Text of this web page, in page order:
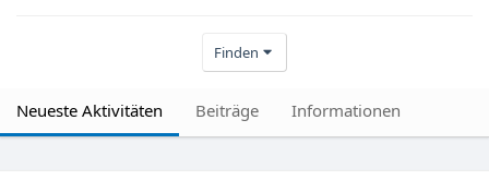
Finden
Neueste Aktivitäten Beiträge Informationen